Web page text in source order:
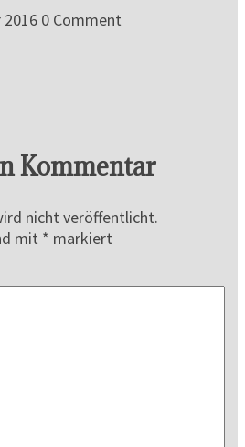
2016 0 Comment
Kommentar
nicht veröffentlicht.
mit * markiert